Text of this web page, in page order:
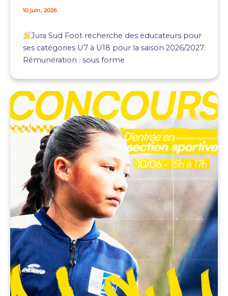
10 juin, 2026
Jura Sud Foot recherche des éducateurs pour
ses catégories U7 à U18 pour la saison 2026/2027.
Rémunération : sous forme